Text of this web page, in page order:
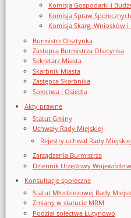
Komisja Gospodarki i
Komisja Spraw Społecznych
Komisja Skarg, Wniosków i
Burmistrz Olsztynka
Zastępca Burmistrza Olsztynka
Sekretarz Miasta
Skarbnik Miasta
Zastępca Skarbnika
Sołectwa i Osiedla
Akty prawne
Statut Gminy
Uchwały Rady Miejskiej
Rejestry uchwał Rady Miejskiej
Zarządzenia Burmistrza
Dziennik Urzędowy
Konsultacje społeczne
Statut Młodzieżowej Rady
Zmiany w statucie MRM
Podział sołectwa Łutynowo